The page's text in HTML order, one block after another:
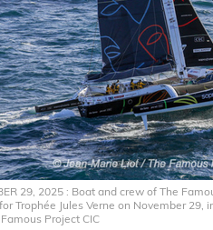
29, 2025 : Boat and crew of The
Trophée Jules Verne on November 29,
Project CIC